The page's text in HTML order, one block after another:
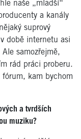
naše „mladší“
a kanály
suprový
době internetu asi
samozřejmě,
rád práci proberu.
fórum, kam bychom
a tvrdších
muziku?